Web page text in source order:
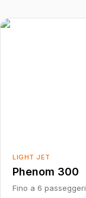
LIGHT JET
Phenom 300
Fino a 6 passeggeri